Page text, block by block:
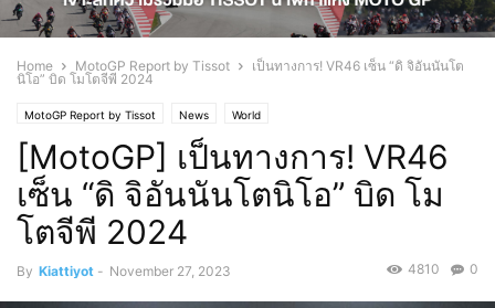
Home MotoGP Report by Tissot
เป็นทางการ! VR46 เซ็น “ดิ จิอันนันโต
นิโอ” บิด โมโตจีพี 2024
MotoGP Report by Tissot News World
[MotoGP] เป็นทางการ! VR46
เซ็น “ดิ จิอันนันโตนิโอ” บิด โม
โตจีพี 2024
By Kiattiyot - November 27, 2023 0
4810